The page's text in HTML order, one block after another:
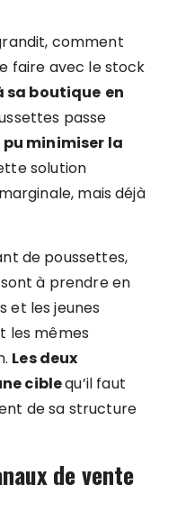
comment
faire avec le stock
sa boutique en
passe
pu minimiser la
solution
mais déjà
de poussettes,
à prendre en
et les jeunes
les mêmes
Les deux
ciblequ’il faut
de sa structure
de vente